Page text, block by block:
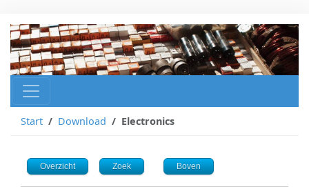
Start Download Electronics
Overzicht Zoek Boven